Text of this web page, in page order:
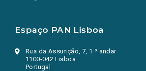
Espaço PAN Lisboa
Rua da Assunção, 7, 1.º andar
1100-042 Lisboa
Portugal